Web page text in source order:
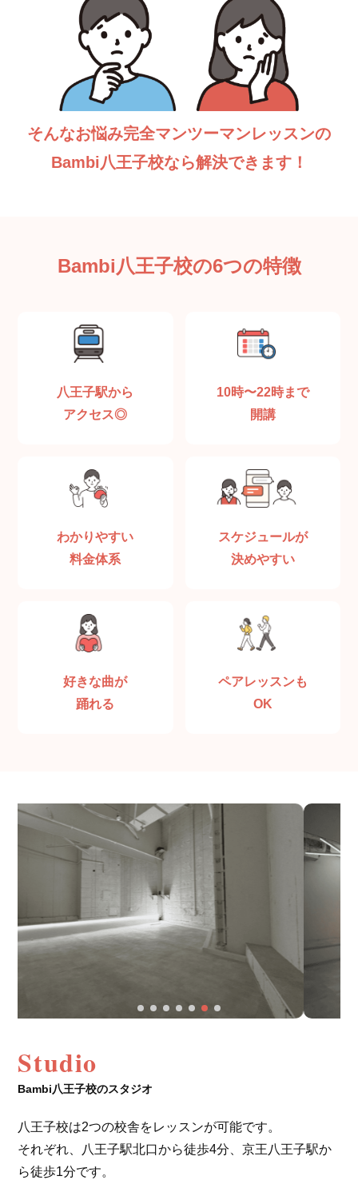
そんなお悩み完全マンツーマンレッスンの
Bambi八王子校なら解決できます！
Bambi八王子校の6つの特徴
八王子駅から
アクセス◎
10時〜22時まで
開講
わかりやすい
料金体系
スケジュールが
決めやすい
好きな曲が
踊れる
ペアレッスンも
OK
Studio
Bambi八王子校のスタジオ
八王子校は2つの校舎をレッスンが可能です。
それぞれ、八王子駅北口から徒歩4分、京王八王子駅か
ら徒歩1分です。